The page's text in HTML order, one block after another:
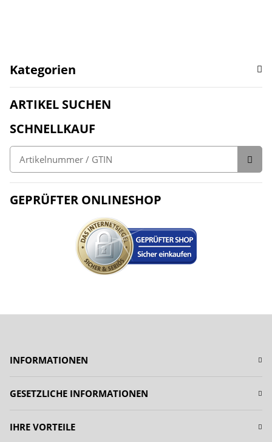
Kategorien
ARTIKEL SUCHEN
SCHNELLKAUF
GEPRÜFTER ONLINESHOP
INFORMATIONEN
GESETZLICHE INFORMATIONEN
IHRE VORTEILE